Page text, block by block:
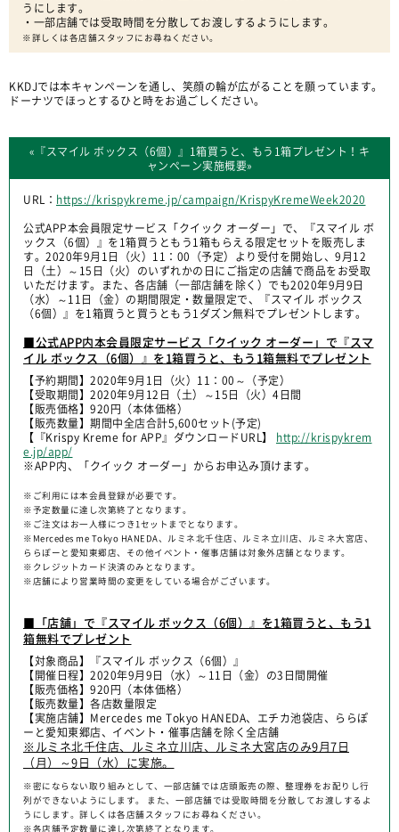
うにします。
・一部店舗では受取時間を分散してお渡しするようにします。
※詳しくは各店舗スタッフにお尋ねください。
KKDJでは本キャンペーンを通し、笑顔の輪が広がることを願っています。
ドーナツでほっとするひと時をお過ごしください。
«『スマイル ボックス（6個）』1箱買うと、もう1箱プレゼント！キ
ャンペーン実施概要»
URL： https://krispykreme.jp/campaign/KrispyKremeWeek2020
公式APP本会員限定サービス「クイック オーダー」で、『スマイル ボ
ックス（6個）』を1箱買うともう1箱もらえる限定セットを販売しま
す。2020年9月1日（火）11：00（予定）より受付を開始し、9月12
日（土）～15日（火）のいずれかの日にご指定の店舗で商品をお受取
いただけます。また、各店舗（一部店舗を除く）でも2020年9月9日
（水）～11日（金）の期間限定・数量限定で、『スマイル ボックス
（6個）』を1箱買うと買うともう1ダズン無料でプレゼントします。
■公式APP内本会員限定サービス「クイック オーダー」で『スマ
イル ボックス（6個）』を1箱買うと、もう1箱無料でプレゼント
【予約期間】2020年9月1日（火）11：00～（予定）
【受取期間】2020年9月12日（土）～15日（火）4日間
【販売価格】920円（本体価格）
【販売数量】期間中全店合計5,600セット(予定)
【『Krispy Kreme for APP』ダウンロードURL】
http://krispykrem
e.jp/app/
※APP内、「クイック オーダー」からお申込み頂けます。
※ご利用には本会員登録が必要です。
※予定数量に達し次第終了となります。
※ご注文はお一人様につき1セットまでとなります。
※Mercedes me Tokyo HANEDA、ルミネ北千住店、ルミネ立川店、ルミネ大宮店、
ららぽーと愛知東郷店、その他イベント・催事店舗は対象外店舗となります。
※クレジットカード決済のみとなります。
※店舗により営業時間の変更をしている場合がございます。
■「店舗」で『スマイル ボックス（6個）』を1箱買うと、もう1
箱無料でプレゼント
【対象商品】『スマイル ボックス（6個）』
【開催日程】2020年9月9日（水）～11日（金）の3日間開催
【販売価格】920円（本体価格）
【販売数量】各店数量限定
【実施店舗】Mercedes me Tokyo HANEDA、エチカ池袋店、ららぽ
ーと愛知東郷店、イベント・催事店舗を除く全店舗
※ルミネ北千住店、ルミネ立川店、ルミネ大宮店のみ9月7日
（月）～9日（水）に実施。
※密にならない取り組みとして、一部店舗では店頭販売の際、整理券をお配りし行
列ができないようにします。 また、一部店舗では受取時間を分散してお渡しするよ
うにします。詳しくは各店舗スタッフにお尋ねください。
※各店舗予定数量に達し次第終了となります。